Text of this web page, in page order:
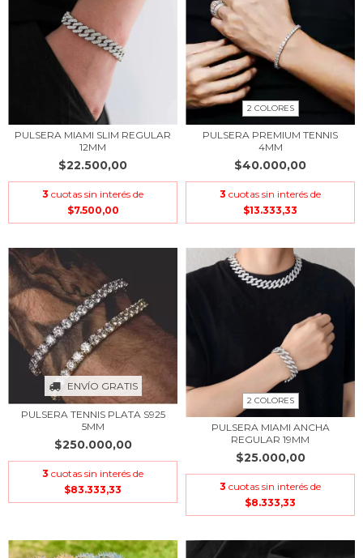
PULSERA MIAMI SLIM REGULAR
12MM
$22.500,00
3 cuotas sin interés de
$7.500,00
2 COLORES
PULSERA PREMIUM TENNIS
4MM
$40.000,00
3 cuotas sin interés de
$13.333,33
ENVÍO GRATIS
PULSERA TENNIS PLATA S925
5MM
$250.000,00
3 cuotas sin interés de
$83.333,33
2 COLORES
PULSERA MIAMI ANCHA
REGULAR 19MM
$25.000,00
3 cuotas sin interés de
$8.333,33